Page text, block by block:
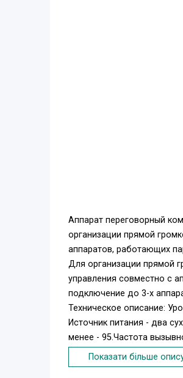
Аппарат переговорный
организации прямой
аппаратов, работающих
Для организации прямой
управления совместно с
подключение до 3-х
Техническое описание:
Источник питания - два
менее - 95.Частота
275x144x188.
Разрешение
Показати більше